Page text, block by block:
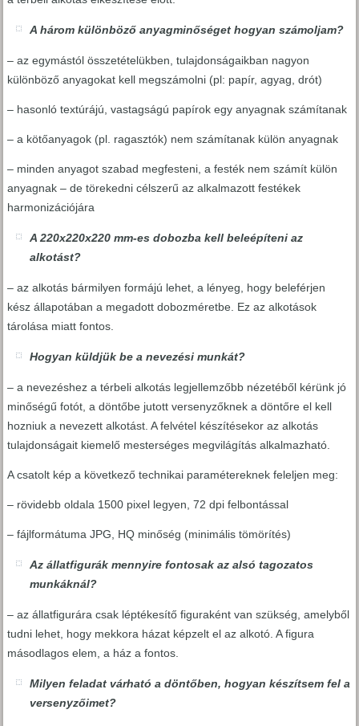
A három különböző anyagminőséget hogyan számoljam?
– az egymástól összetételükben, tulajdonságaikban nagyon
különböző anyagokat kell megszámolni (pl: papír, agyag, drót)
– hasonló textúrájú, vastagságú papírok egy anyagnak számítanak
– a kötőanyagok (pl. ragasztók) nem számítanak külön anyagnak
– minden anyagot szabad megfesteni, a festék nem számít külön
anyagnak – de törekedni célszerű az alkalmazott festékek
harmonizációjára
A 220x220x220 mm-es dobozba kell beleépíteni az
alkotást?
– az alkotás bármilyen formájú lehet, a lényeg, hogy beleférjen
kész állapotában a megadott dobozméretbe. Ez az alkotások
tárolása miatt fontos.
Hogyan küldjük be a nevezési munkát?
– a nevezéshez a térbeli alkotás legjellemzőbb nézetéből kérünk jó
minőségű fotót, a döntőbe jutott versenyzőknek a döntőre el kell
hozniuk a nevezett alkotást. A felvétel készítésekor az alkotás
tulajdonságait kiemelő mesterséges megvilágítás alkalmazható.
A csatolt kép a következő technikai paramétereknek feleljen meg:
– rövidebb oldala 1500 pixel legyen, 72 dpi felbontással
– fájlformátuma JPG, HQ minőség (minimális tömörítés)
Az állatfigurák mennyire fontosak az alsó tagozatos
munkáknál?
– az állatfigurára csak léptékesítő figuraként van szükség, amelyből
tudni lehet, hogy mekkora házat képzelt el az alkotó. A figura
másodlagos elem, a ház a fontos.
Milyen feladat várható a döntőben, hogyan készítsem fel a
versenyzőimet?